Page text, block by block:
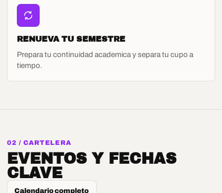
RENUEVA TU SEMESTRE
Prepara tu continuidad academica y separa tu cupo a
tiempo.
02 / CARTELERA
EVENTOS Y FECHAS
CLAVE
Calendario completo